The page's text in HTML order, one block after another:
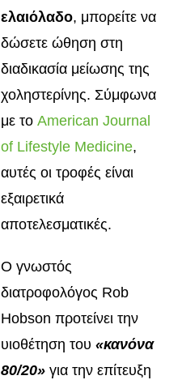
ελαιόλαδο, μπορείτε να
δώσετε ώθηση στη
διαδικασία μείωσης της
χοληστερίνης. Σύμφωνα
με το American Journal
of Lifestyle Medicine,
αυτές οι τροφές είναι
εξαιρετικά
αποτελεσματικές.
Ο γνωστός
διατροφολόγος Rob
Hobson προτείνει την
υιοθέτηση του «κανόνα
80/20» για την επίτευξη